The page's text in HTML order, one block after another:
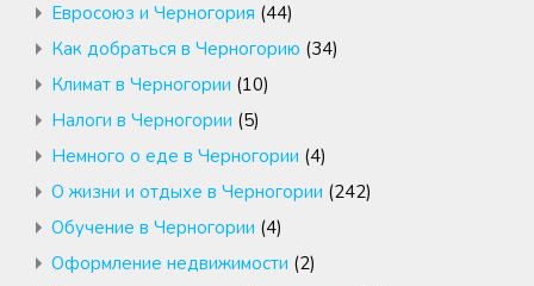
Евросоюз и Черногория (44)
Как добраться в Черногорию (34)
Климат в Черногории (10)
Налоги в Черногории (5)
Немного о еде в Черногории (4)
О жизни и отдыхе в Черногории (242)
Обучение в Черногории (4)
Оформление недвижимости (2)